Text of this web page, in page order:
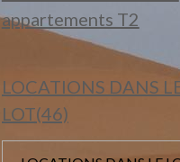
appartements T2
LOCATIONS DANS
LOT(46)